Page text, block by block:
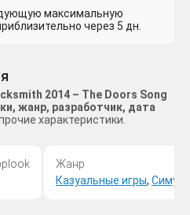
максимальную
через 5 дн.
2014 – The Doors Song
жанр, разработчик, дата
характеристики.
Жанр
Казуальные игры,